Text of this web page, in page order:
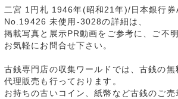
二宮 1円札 1946年(昭和21年)/日本銀行券
No.19426 未使用-3028の詳細は、
掲載写真と展示PR動画をご参考に、ご不
お気軽にお問合せ下さい。
古銭専門店の収集ワールドでは、古銭の無
代理販売も行っております。
お持ちの古いコイン、紙幣など古銭のご